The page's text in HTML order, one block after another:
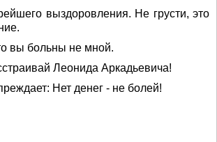
выздоровления. Не грусти, это
вы больны не мной.
Леонида Аркадьевича!
Нет денег - не болей!